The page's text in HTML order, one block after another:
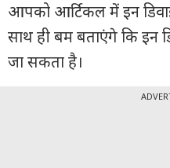
बिजनेस
न्यूज
पर्सनल
आपको आर्टिकल में इन
साथ ही बम बताएंगे कि इन
जा सकता है।